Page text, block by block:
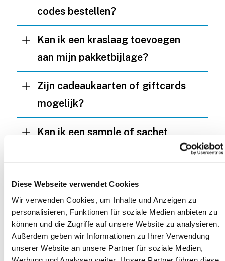
Diese Webseite verwendet Cookies
Wir verwenden Cookies, um Inhalte und Anzeigen zu
personalisieren, Funktionen für soziale Medien anbieten zu
können und die Zugriffe auf unsere Website zu analysieren.
Außerdem geben wir Informationen zu Ihrer Verwendung
unserer Website an unsere Partner für soziale Medien,
codes bestellen?
Kan ik een kraslaag toevoegen
aan mijn pakketbijlage?
Zijn cadeaukaarten of giftcards
mogelijk?
Kan ik een sample of sachet
Waarom zijn extra
aandachtstrekkers interessant?
Kan ik mijn
pakketbijlagecampagne meetbaar